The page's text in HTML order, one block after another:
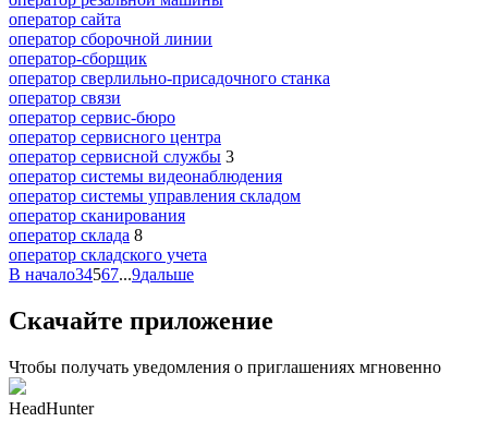
оператор сайта
оператор сборочной линии
оператор-сборщик
оператор сверлильно-присадочного станка
оператор связи
оператор сервис-бюро
оператор сервисного центра
оператор сервисной службы 3
оператор системы видеонаблюдения
оператор системы управления складом
оператор сканирования
оператор склада 8
оператор складского учета
В начало34567...9дальше
Скачайте приложение
Чтобы получать уведомления о приглашениях мгновенно
HeadHunter